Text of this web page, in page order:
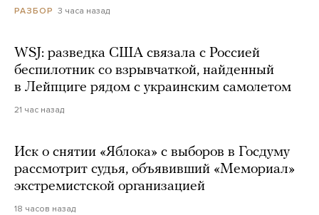
РАЗБОР 3 часа назад
WSJ: разведка США связала с Россией
беспилотник со взрывчаткой, найденный
в Лейпциге рядом с украинским самолетом
21 час назад
Иск о снятии «Яблока» с выборов в Госдуму
рассмотрит судья, объявивший «Мемориал»
экстремистской организацией
18 часов назад